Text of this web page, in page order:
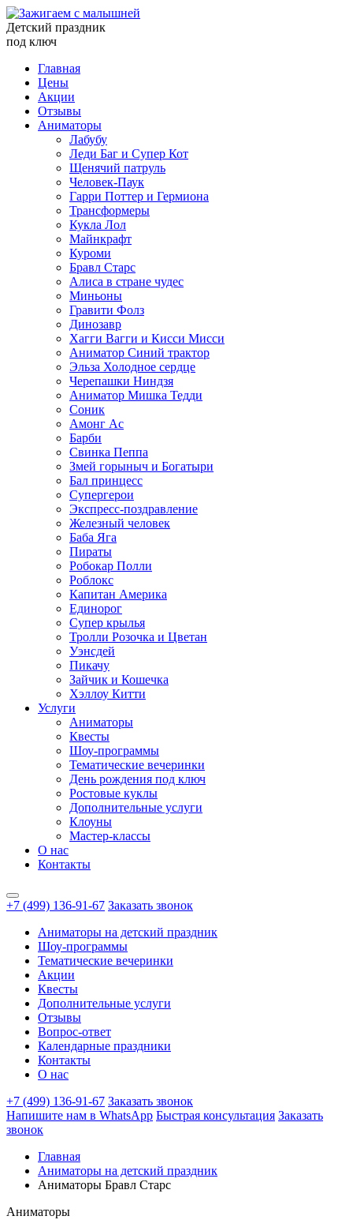
Детский праздник
под ключ
Главная
Цены
Акции
Отзывы
Аниматоры
Лабубу
Леди Баг и Супер Кот
Щенячий патруль
Человек-Паук
Гарри Поттер и Гермиона
Трансформеры
Кукла Лол
Майнкрафт
Куроми
Бравл Старс
Алиса в стране чудес
Миньоны
Гравити Фолз
Динозавр
Хагги Вагги и Кисси Мисси
Аниматор Синий трактор
Эльза Холодное сердце
Черепашки Ниндзя
Аниматор Мишка Тедди
Соник
Амонг Ас
Барби
Свинка Пеппа
Змей горыныч и Богатыри
Бал принцесс
Супергерои
Экспресс-поздравление
Железный человек
Баба Яга
Пираты
Робокар Полли
Роблокс
Капитан Америка
Единорог
Супер крылья
Тролли Розочка и Цветан
Уэнсдей
Пикачу
Зайчик и Кошечка
Хэллоу Китти
Услуги
Аниматоры
Квесты
Шоу-программы
Тематические вечеринки
День рождения под ключ
Ростовые куклы
Дополнительные услуги
Клоуны
Мастер-классы
О нас
Контакты
+7 (499) 136-91-67 Заказать звонок
Аниматоры на детский праздник
Шоу-программы
Тематические вечеринки
Акции
Квесты
Дополнительные услуги
Отзывы
Вопрос-ответ
Календарные праздники
Контакты
О нас
+7 (499) 136-91-67 Заказать звонок
Напишите нам в WhatsApp Быстрая консультация Заказать
звонок
Главная
Аниматоры на детский праздник
Аниматоры Бравл Старс
Аниматоры